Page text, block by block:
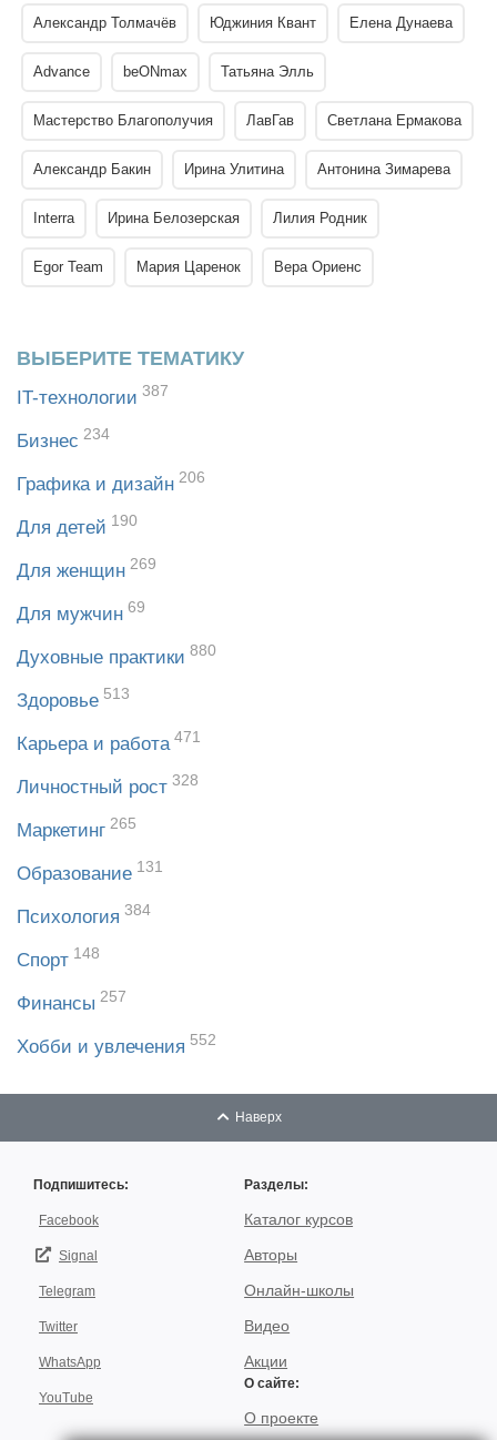
Александр Толмачёв Юджиния Квант Елена Дунаева
Advance beONmax Татьяна Элль
Мастерство Благополучия ЛавГав Светлана Ермакова
Александр Бакин Ирина Улитина Антонина Зимарева
Interra Ирина Белозерская Лилия Родник
Egor Team Мария Царенок Вера Ориенс
ВЫБЕРИТЕ ТЕМАТИКУ
IT-технологии 387
Бизнес 234
Графика и дизайн 206
Для детей 190
Для женщин 269
Для мужчин 69
Духовные практики 880
Здоровье 513
Карьера и работа 471
Личностный рост 328
Маркетинг 265
Образование 131
Психология 384
Спорт 148
Финансы 257
Хобби и увлечения 552
Наверх
Подпишитесь:
Facebook
Signal
Telegram
Twitter
WhatsApp
YouTube
Разделы:
Каталог курсов
Авторы
Онлайн-школы
Видео
Акции
О сайте:
О проекте